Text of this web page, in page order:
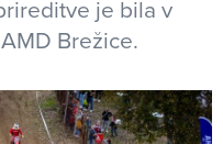
je bila v
Brežice.